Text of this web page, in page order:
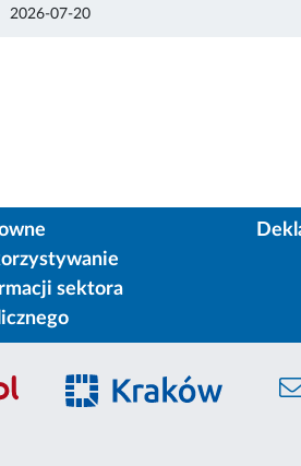
2026-07-20
sektora